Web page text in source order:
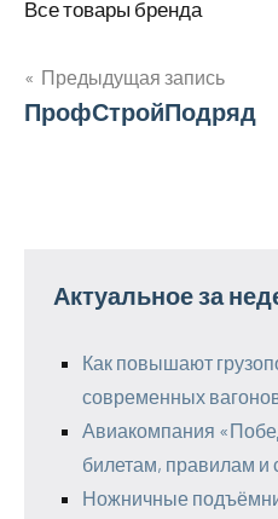
Все товары бренда
Навигация
Предыдущая запись
ПрофСтройПодряд
Актуальное за
Как повышают
современных
Авиакомпания
билетам, правилам и
Ножничные